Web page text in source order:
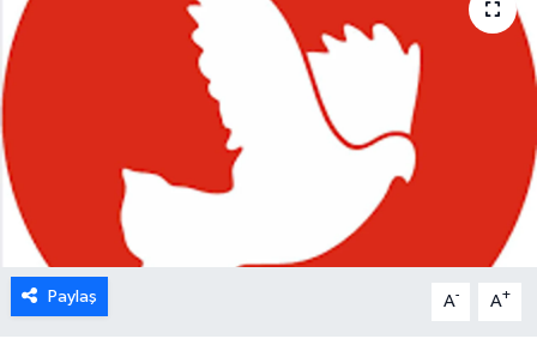
Paylaş A- A+
İÇ HABERLER
KÜLTÜR SANAT